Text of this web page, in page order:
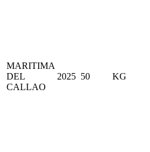
MARITIMA
DEL
CALLAO
2025 50 KG